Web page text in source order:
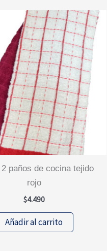
rojo
$4.490
Añadir al carrito